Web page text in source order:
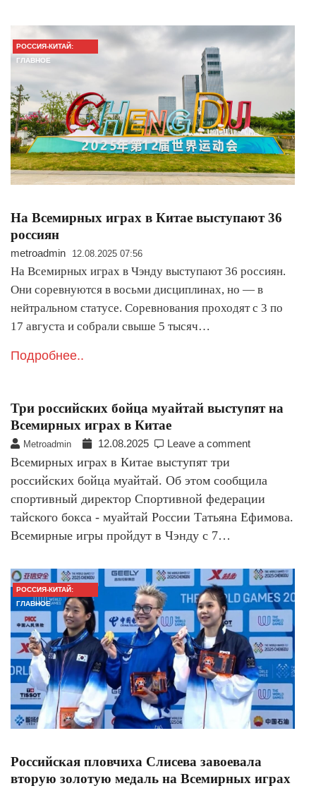
РОССИЯ-КИТАЙ:
ГЛАВНОЕ
На Всемирных играх в Китае выступают 36
россиян
metroadmin 12.08.2025 07:56
На Всемирных играх в Чэнду выступают 36 россиян.
Они соревнуются в восьми дисциплинах, но — в
нейтральном статусе. Соревнования проходят с 3 по
17 августа и собрали свыше 5 тысяч…
Подробнее..
Три российских бойца муайтай выступят на
Всемирных играх в Китае
Metroadmin 12.08.2025 Leave a comment
Всемирных играх в Китае выступят три
российских бойца муайтай. Об этом сообщила
спортивный директор Спортивной федерации
тайского бокса - муайтай России Татьяна Ефимова.
Всемирные игры пройдут в Чэнду с 7…
РОССИЯ-КИТАЙ:
ГЛАВНОЕ
Российская пловчиха Слисева завоевала
вторую золотую медаль на Всемирных играх